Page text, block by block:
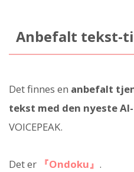
Anbefalt tekst-
Det finnes en anbefalt
tekst med den nyeste
VOICEPEAK.
Det er 『Ondoku』 .